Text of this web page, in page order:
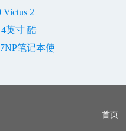
2
英寸 酷
笔记本使
首页